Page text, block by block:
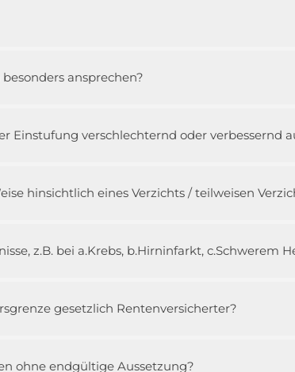
ansprechen?
Einstufung verschlechternd oder verbessernd
hinsichtlich eines Verzichts / teilweisen
z.B. bei a.Krebs, b.Hirninfarkt, c.Schwerem
gesetzlich Rentenversicherter?
ohne endgültige Aussetzung?